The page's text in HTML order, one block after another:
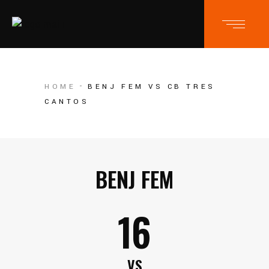
HOME
BENJ FEM VS CB TRES
CANTOS
BENJ FEM
16